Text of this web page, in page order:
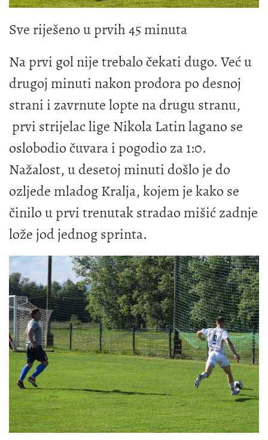
Sve riješeno u prvih 45 minuta
Na prvi gol nije trebalo čekati dugo. Već u
drugoj minuti nakon prodora po desnoj
strani i zavrnute lopte na drugu stranu,
prvi strijelac lige Nikola Latin lagano se
oslobodio čuvara i pogodio za 1:0.
Nažalost, u desetoj minuti došlo je do
ozljede mladog Kralja, kojem je kako se
činilo u prvi trenutak stradao mišić zadnje
lože jod jednog sprinta.